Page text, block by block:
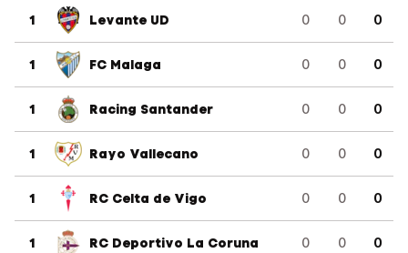
1 Levante UD 0 0 0
1 FC Malaga 0 0 0
1 Racing Santander 0 0 0
1 Rayo Vallecano 0 0 0
1 RC Celta de Vigo 0 0 0
1 RC Deportivo La Coruna 0 0 0